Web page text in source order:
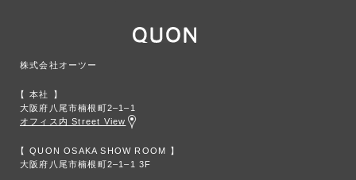
株式会社オーツー
本社
大阪府八尾市楠根町2‒1‒1
オフィス内 Street View
QUON OSAKA SHOW ROOM
大阪府八尾市楠根町2‒1‒1 3F